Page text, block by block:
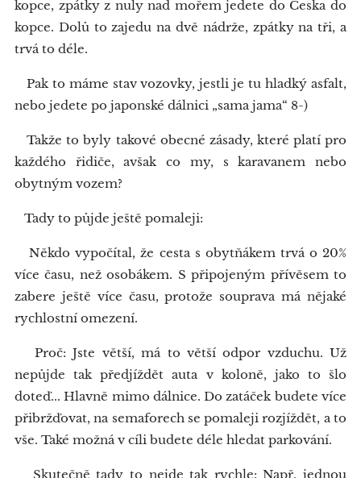
kopce, zpátky z nuly nad mořem jedete do Česka do
kopce. Dolů to zajedu na dvě nádrže, zpátky na tři, a
trvá to déle.
Pak to máme stav vozovky, jestli je tu hladký asfalt,
nebo jedete po japonské dálnici „sama jama“ 8-)
Takže to byly takové obecné zásady, které platí pro
každého řidiče, avšak co my, s karavanem nebo
obytným vozem?
Tady to půjde ještě pomaleji:
Někdo vypočítal, že cesta s obytňákem trvá o 20%
více času, než osobákem. S připojeným přívěsem to
zabere ještě více času, protože souprava má nějaké
rychlostní omezení.
Proč: Jste větší, má to větší odpor vzduchu. Už
nepůjde tak předjíždět auta v koloně, jako to šlo
doteď... Hlavně mimo dálnice. Do zatáček budete více
přibržďovat, na semaforech se pomaleji rozjíždět, a to
vše. Také možná v cíli budete déle hledat parkování.
Skutečně tady to nejde tak rychle: Např. jednou